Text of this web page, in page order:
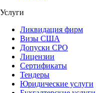
Услуги
Ликвидация фирм
Визы США
Допуски СРО
Лицензии
Сертификаты
Тендеры
Юридические услуги